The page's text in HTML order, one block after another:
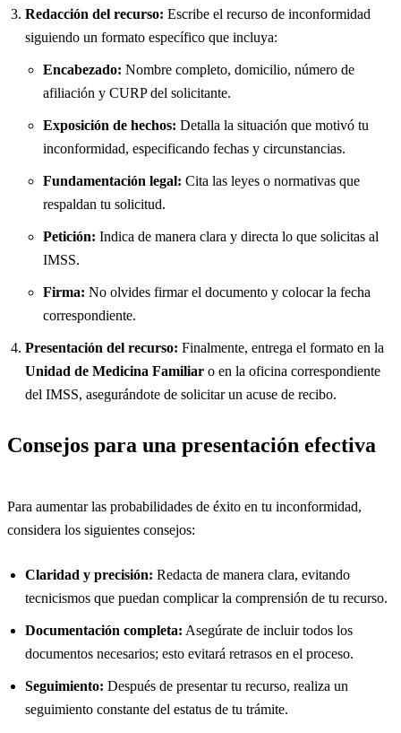
Redacción del recurso: Escribe el recurso de inconformidad
siguiendo un formato específico que incluya:
Encabezado: Nombre completo, domicilio, número de
afiliación y CURP del solicitante.
Exposición de hechos: Detalla la situación que motivó tu
inconformidad, especificando fechas y circunstancias.
Fundamentación legal: Cita las leyes o normativas que
respaldan tu solicitud.
Petición: Indica de manera clara y directa lo que solicitas al
IMSS.
Firma: No olvides firmar el documento y colocar la fecha
correspondiente.
Presentación del recurso: Finalmente, entrega el formato en la
Unidad de Medicina Familiar o en la oficina correspondiente
del IMSS, asegurándote de solicitar un acuse de recibo.
Consejos para una presentación efectiva
Para aumentar las probabilidades de éxito en tu inconformidad,
considera los siguientes consejos:
Claridad y precisión: Redacta de manera clara, evitando
tecnicismos que puedan complicar la comprensión de tu recurso.
Documentación completa: Asegúrate de incluir todos los
documentos necesarios; esto evitará retrasos en el proceso.
Seguimiento: Después de presentar tu recurso, realiza un
seguimiento constante del estatus de tu trámite.